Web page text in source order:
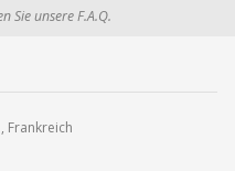
Sie unsere F.A.Q.
Frankreich